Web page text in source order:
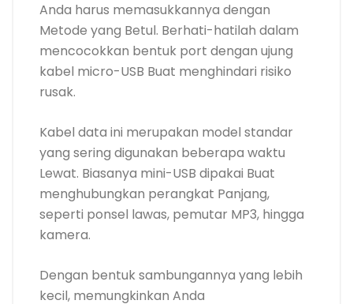
Anda harus memasukkannya dengan
Metode yang Betul. Berhati-hatilah dalam
mencocokkan bentuk port dengan ujung
kabel micro-USB Buat menghindari risiko
rusak.
Kabel data ini merupakan model standar
yang sering digunakan beberapa waktu
Lewat. Biasanya mini-USB dipakai Buat
menghubungkan perangkat Panjang,
seperti ponsel lawas, pemutar MP3, hingga
kamera.
Dengan bentuk sambungannya yang lebih
kecil, memungkinkan Anda